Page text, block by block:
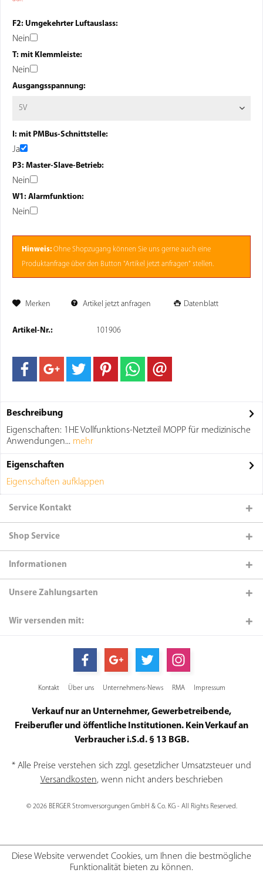
F2: Umgekehrter Luftauslass:
Nein
T: mit Klemmleiste:
Nein
Ausgangsspannung:
I: mit PMBus-Schnittstelle:
Ja
P3: Master-Slave-Betrieb:
Nein
W1: Alarmfunktion:
Nein
Hinweis: Ohne Shopzugang können Sie uns gerne auch eine
Produktanfrage über den Button "Artikel jetzt anfragen" stellen.
Merken Artikel jetzt anfragen Datenblatt
Artikel-Nr.: 101906
Beschreibung
Eigenschaften: 1HE Vollfunktions-Netzteil MOPP für medizinische
Anwendungen... mehr
Eigenschaften
Eigenschaften aufklappen
Service Kontakt
Shop Service
Informationen
Unsere Zahlungsarten
Wir versenden mit:
Kontakt Über uns Unternehmens-News RMA Impressum
Verkauf nur an Unternehmer, Gewerbetreibende,
Freiberufler und öffentliche Institutionen. Kein Verkauf an
Verbraucher i.S.d. § 13 BGB.
* Alle Preise verstehen sich zzgl. gesetzlicher Umsatzsteuer und
Versandkosten, wenn nicht anders beschrieben
© 2026 BERGER Stromversorgungen GmbH & Co. KG - All Rights Reserved.
Diese Website verwendet Cookies, um Ihnen die bestmögliche
Funktionalität bieten zu können.